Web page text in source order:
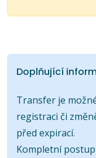
Doplňující
Transfer je
registraci či
před expirací.
Kompletní